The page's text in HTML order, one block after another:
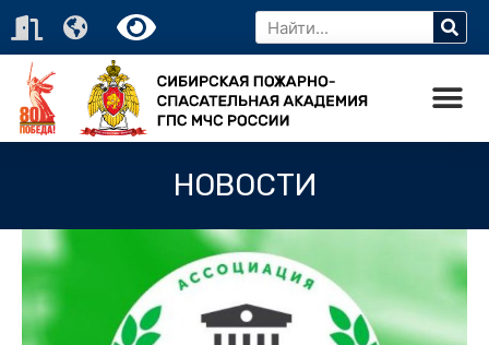
НОВОСТИ